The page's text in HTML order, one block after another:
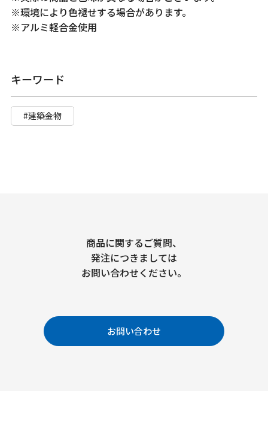
※環境により色褪せする場合があります。
※アルミ軽合金使用
キーワード
#建築金物
商品に関するご質問、
発注につきましては
お問い合わせください。
お問い合わせ